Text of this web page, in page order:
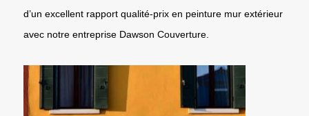
d’un excellent rapport qualité-prix en peinture mur extérieur
avec notre entreprise Dawson Couverture.